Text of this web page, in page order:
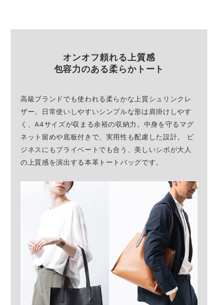
オンオフ頼れる上質感
包容力のある柔らかトート
高級ブランドでも使われる柔らかな上質シュリンクレ
ザー。日常使いしやすいシンプルな形は肩掛けしやす
く、A4サイズが収まる余裕の収納力。中身を守るマグ
ネット留めや底板付きで、実用性も配慮した設計。 ビ
ジネスにもプライベートでも合う、美しいシボが大人
の上質感を演出する本革トートバッグです。